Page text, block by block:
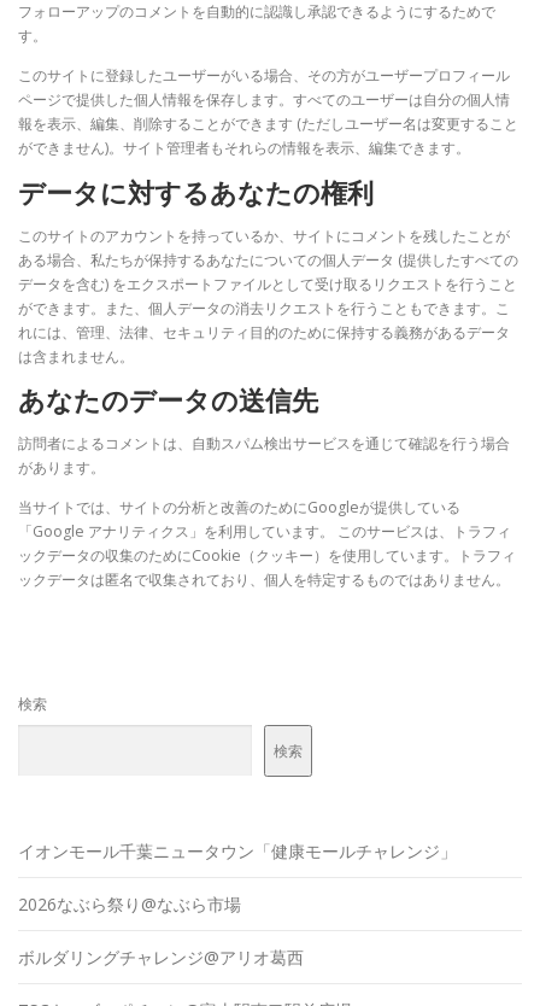
フォローアップのコメントを自動的に認識し承認できるようにするためで
す。
このサイトに登録したユーザーがいる場合、その方がユーザープロフィール
ページで提供した個人情報を保存します。すべてのユーザーは自分の個人情
報を表示、編集、削除することができます (ただしユーザー名は変更すること
ができません)。サイト管理者もそれらの情報を表示、編集できます。
データに対するあなたの権利
このサイトのアカウントを持っているか、サイトにコメントを残したことが
ある場合、私たちが保持するあなたについての個人データ (提供したすべての
データを含む) をエクスポートファイルとして受け取るリクエストを行うこと
ができます。また、個人データの消去リクエストを行うこともできます。こ
れには、管理、法律、セキュリティ目的のために保持する義務があるデータ
は含まれません。
あなたのデータの送信先
訪問者によるコメントは、自動スパム検出サービスを通じて確認を行う場合
があります。
当サイトでは、サイトの分析と改善のためにGoogleが提供している
「Google アナリティクス」を利用しています。 このサービスは、トラフィ
ックデータの収集のためにCookie（クッキー）を使用しています。トラフィ
ックデータは匿名で収集されており、個人を特定するものではありません。
検索
検索
イオンモール千葉ニュータウン「健康モールチャレンジ」
2026なぶら祭り@なぶら市場
ボルダリングチャレンジ@アリオ葛西